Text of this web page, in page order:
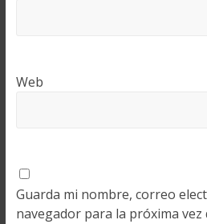
Web
Guarda mi nombre, correo
navegador para la próxima vez